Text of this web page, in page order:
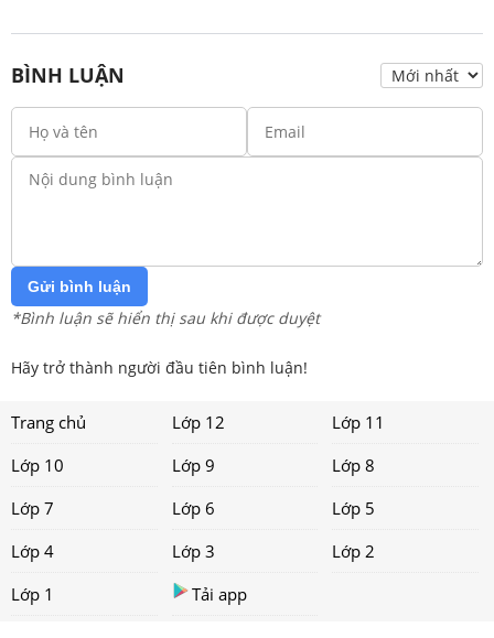
BÌNH LUẬN
Gửi bình luận
*Bình luận sẽ hiển thị sau khi được duyệt
Hãy trở thành người đầu tiên bình luận!
Trang chủ Lớp 12
Lớp 11
Lớp 10
Lớp 9
Lớp 8
Lớp 7
Lớp 6
Lớp 5
Lớp 4
Lớp 3
Lớp 2
Lớp 1
Tải app